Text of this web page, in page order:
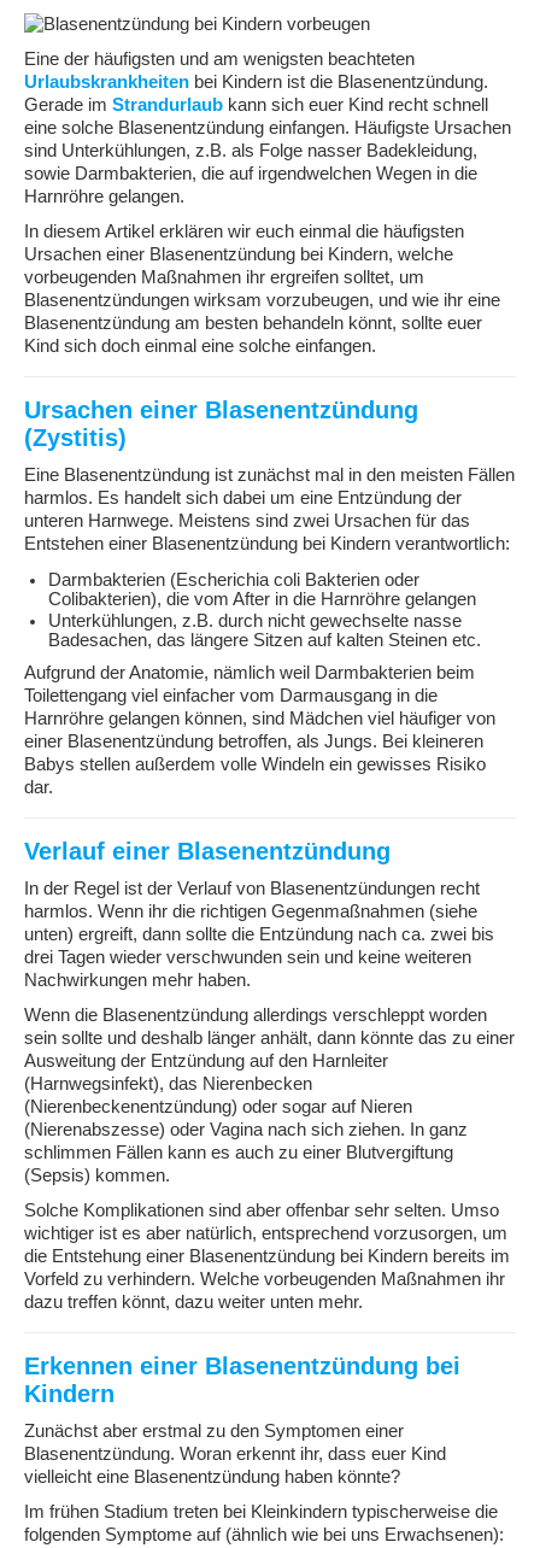
Eine der häufigsten und am wenigsten beachteten
Urlaubskrankheiten bei Kindern ist die Blasenentzündung.
Gerade im Strandurlaub kann sich euer Kind recht schnell
eine solche Blasenentzündung einfangen. Häufigste Ursachen
sind Unterkühlungen, z.B. als Folge nasser Badekleidung,
sowie Darmbakterien, die auf irgendwelchen Wegen in die
Harnröhre gelangen.
In diesem Artikel erklären wir euch einmal die häufigsten
Ursachen einer Blasenentzündung bei Kindern, welche
vorbeugenden Maßnahmen ihr ergreifen solltet, um
Blasenentzündungen wirksam vorzubeugen, und wie ihr eine
Blasenentzündung am besten behandeln könnt, sollte euer
Kind sich doch einmal eine solche einfangen.
Ursachen einer Blasenentzündung
(Zystitis)
Eine Blasenentzündung ist zunächst mal in den meisten Fällen
harmlos. Es handelt sich dabei um eine Entzündung der
unteren Harnwege. Meistens sind zwei Ursachen für das
Entstehen einer Blasenentzündung bei Kindern verantwortlich:
Darmbakterien (Escherichia coli Bakterien oder
Colibakterien), die vom After in die Harnröhre gelangen
Unterkühlungen, z.B. durch nicht gewechselte nasse
Badesachen, das längere Sitzen auf kalten Steinen etc.
Aufgrund der Anatomie, nämlich weil Darmbakterien beim
Toilettengang viel einfacher vom Darmausgang in die
Harnröhre gelangen können, sind Mädchen viel häufiger von
einer Blasenentzündung betroffen, als Jungs. Bei kleineren
Babys stellen außerdem volle Windeln ein gewisses Risiko
dar.
Verlauf einer Blasenentzündung
In der Regel ist der Verlauf von Blasenentzündungen recht
harmlos. Wenn ihr die richtigen Gegenmaßnahmen (siehe
unten) ergreift, dann sollte die Entzündung nach ca. zwei bis
drei Tagen wieder verschwunden sein und keine weiteren
Nachwirkungen mehr haben.
Wenn die Blasenentzündung allerdings verschleppt worden
sein sollte und deshalb länger anhält, dann könnte das zu einer
Ausweitung der Entzündung auf den Harnleiter
(Harnwegsinfekt), das Nierenbecken
(Nierenbeckenentzündung) oder sogar auf Nieren
(Nierenabszesse) oder Vagina nach sich ziehen. In ganz
schlimmen Fällen kann es auch zu einer Blutvergiftung
(Sepsis) kommen.
Solche Komplikationen sind aber offenbar sehr selten. Umso
wichtiger ist es aber natürlich, entsprechend vorzusorgen, um
die Entstehung einer Blasenentzündung bei Kindern bereits im
Vorfeld zu verhindern. Welche vorbeugenden Maßnahmen ihr
dazu treffen könnt, dazu weiter unten mehr.
Erkennen einer Blasenentzündung bei
Kindern
Zunächst aber erstmal zu den Symptomen einer
Blasenentzündung. Woran erkennt ihr, dass euer Kind
vielleicht eine Blasenentzündung haben könnte?
Im frühen Stadium treten bei Kleinkindern typischerweise die
folgenden Symptome auf (ähnlich wie bei uns Erwachsenen):